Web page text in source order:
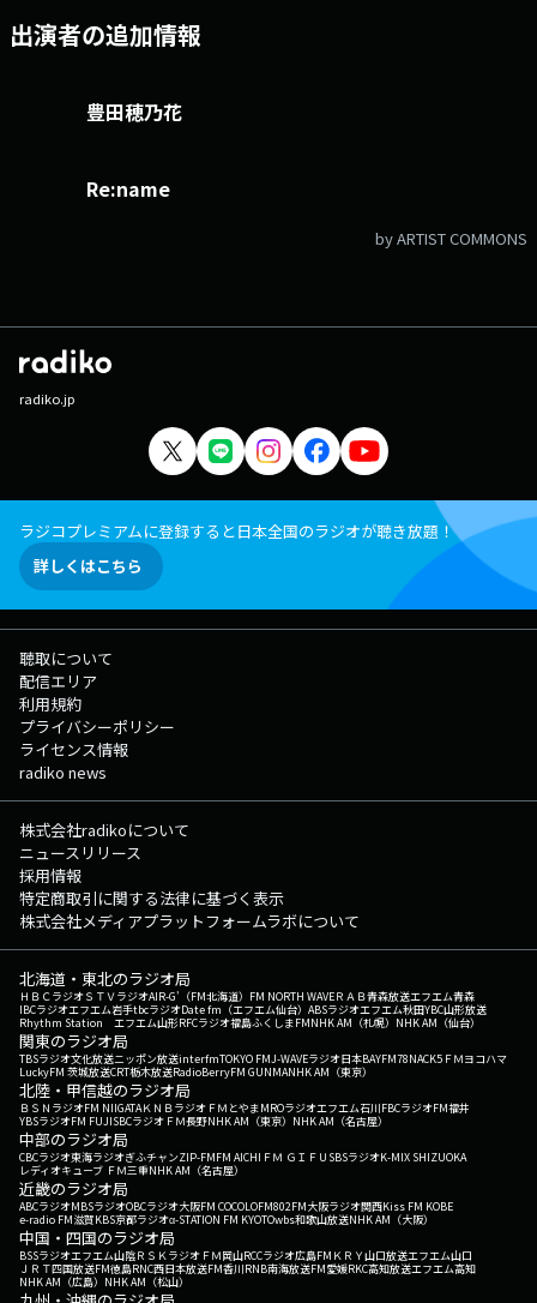
出演者の追加情報
豊田穂乃花
Re:name
by ARTIST COMMONS
radiko.jp
ラジコプレミアムに登録すると日本全国のラジオが聴き放題！
詳しくはこちら
聴取について
配信エリア
利用規約
プライバシーポリシー
ライセンス情報
radiko news
株式会社radikoについて
ニュースリリース
採用情報
特定商取引に関する法律に基づく表示
株式会社メディアプラットフォームラボについて
北海道・東北のラジオ局
ＨＢＣラジオＳＴＶラジオAIR-G'（FM北海道） FM NORTH WAVEＲＡＢ青森放送エフエム青森
IBCラジオエフエム岩手tbcラジオDate fm（エフエム仙台） ABSラジオエフエム秋田YBC山形放送
Rhythm Station エフエム山形RFCラジオ福島ふくしまFMNHK AM（札幌） NHK AM（仙台）
関東のラジオ局
TBSラジオ文化放送ニッポン放送interfmTOKYO FMJ-WAVEラジオ日本BAYFM78NACK5 ＦＭヨコハマ
LuckyFM 茨城放送CRT栃木放送RadioBerryFM GUNMANHK AM（東京）
北陸・甲信越のラジオ局
ＢＳＮラジオFM NIIGATAＫＮＢラジオ ＦＭとやまMROラジオエフエム石川FBCラジオFM福井
YBSラジオFM FUJISBCラジオ ＦＭ長野NHK AM（東京） NHK AM（名古屋）
中部のラジオ局
CBCラジオ東海ラジオぎふチャンZIP-FMFM AICHI ＦＭ ＧＩＦＵ SBSラジオK-MIX SHIZUOKA
レディオキューブ ＦＭ三重NHK AM（名古屋）
近畿のラジオ局
ABCラジオMBSラジオOBCラジオ大阪FM COCOLOFM802FM大阪ラジオ関西Kiss FM KOBE
e-radio FM滋賀KBS京都ラジオα-STATION FM KYOTOwbs和歌山放送NHK AM（大阪）
中国・四国のラジオ局
BSSラジオエフエム山陰ＲＳＫラジオ ＦＭ岡山RCCラジオ広島FM ＫＲＹ山口放送エフエム山口
ＪＲＴ四国放送FM徳島RNC西日本放送FM香川RNB南海放送FM愛媛RKC高知放送エフエム高知
NHK AM（広島） NHK AM（松山）